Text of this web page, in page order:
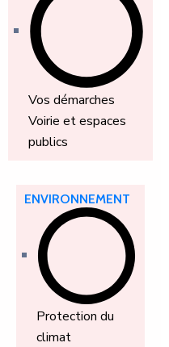
Vos démarches
Voirie et espaces
publics
ENVIRONNEMENT
Protection du
climat